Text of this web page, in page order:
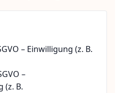
– Einwilligung (z. B.
–
(z. B.